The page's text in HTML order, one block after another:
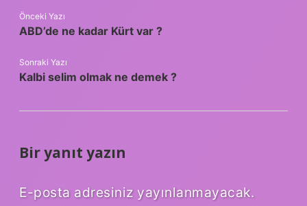
Önceki Yazı
ABD’de ne kadar Kürt var ?
Sonraki Yazı
Kalbi selim olmak ne demek ?
Bir yanıt yazın
E-posta adresiniz yayınlanmayacak.